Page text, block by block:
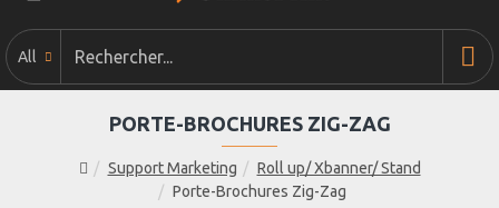
All
Support Marketing
Roll up/ Xbanner/ Stand
Porte-Brochures Zig-Zag
PORTE-BROCHURES ZIG-ZAG